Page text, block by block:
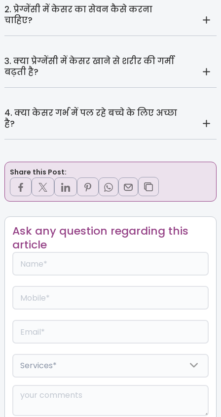
2. प्रेग्नेंसी में केसर का सेवन कैसे करना
चाहिए?
3. क्या प्रेग्नेंसी में केसर खाने से शरीर की गर्मी
बढ़ती है?
4. क्या केसर गर्भ में पल रहे बच्चे के लिए अच्छा
है?
Share this Post:
Ask any question regarding this
article